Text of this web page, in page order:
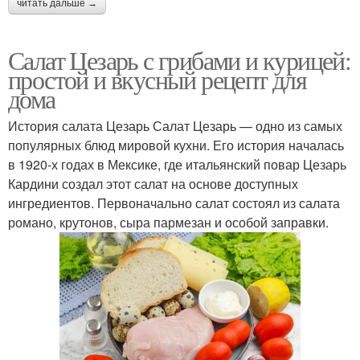
читать дальше →
Салат Цезарь с грибами и курицей:
простой и вкусный рецепт для
дома
История салата Цезарь Салат Цезарь — одно из самых
популярных блюд мировой кухни. Его история началась
в 1920-х годах в Мексике, где итальянский повар Цезарь
Кардини создал этот салат на основе доступных
ингредиентов. Первоначально салат состоял из салата
романо, крутонов, сыра пармезан и особой заправки.